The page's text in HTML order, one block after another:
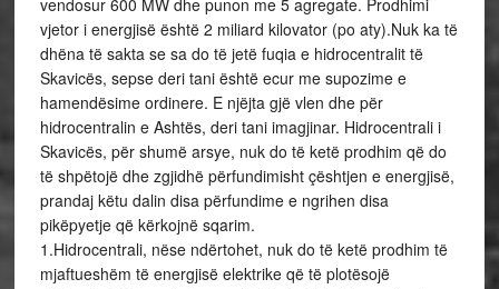
vjetor i energjisë është 2 miliard kilovator (po aty).Nuk ka të
dhëna të sakta se sa do të jetë fuqia e hidrocentralit të
Skavicës, sepse deri tani është ecur me supozime e
hamendësime ordinere. E njëjta gjë vlen dhe për
hidrocentralin e Ashtës, deri tani imagjinar. Hidrocentrali i
Skavicës, për shumë arsye, nuk do të ketë prodhim që do
të shpëtojë dhe zgjidhë përfundimisht çështjen e energjisë,
prandaj këtu dalin disa përfundime e ngrihen disa
pikëpyetje që kërkojnë sqarim.
1.Hidrocentrali, nëse ndërtohet, nuk do të ketë prodhim të
mjaftueshëm të energjisë elektrike që të plotësojë